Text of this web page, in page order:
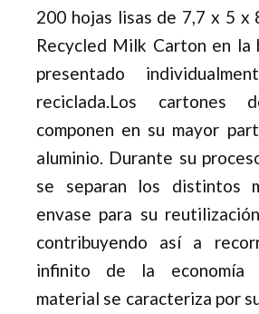
200 hojas lisas de 7,7 x 5 x
Recycled Milk Carton en la
presentado
reciclada.Los cartones
componen en su mayor
aluminio. Durante su
se separan los distintos
envase para su
contribuyendo así a
infinito de la economía
material se caracteriza por